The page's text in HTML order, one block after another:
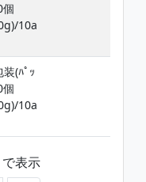
個
10a
(ﾊﾟｯ
個
10a
表示